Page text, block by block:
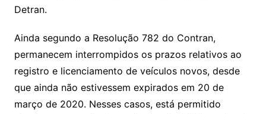
Detran.
Ainda segundo a Resolução 782 do Contran,
permanecem interrompidos os prazos relativos ao
registro e licenciamento de veículos novos, desde
que ainda não estivessem expirados em 20 de
março de 2020. Nesses casos, está permitido